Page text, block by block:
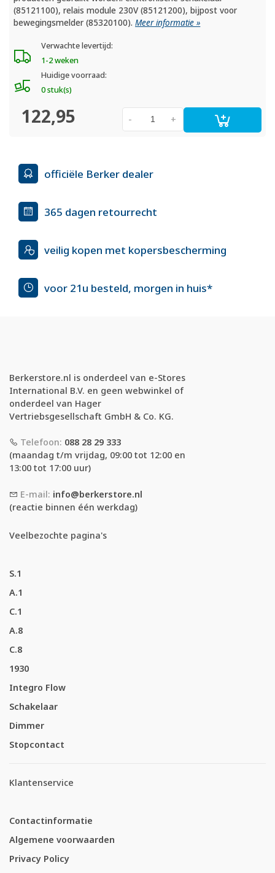
(85121100), relais module 230V (85121200), bijpost voor
bewegingsmelder (85320100).Meer informatie »
Verwachte levertijd:
1-2 weken
Huidige voorraad:
0 stuk(s)
122,95 +
-
officiële Berker dealer
365 dagen retourrecht
veilig kopen met kopersbescherming
voor 21u besteld, morgen in huis*
Berkerstore.nl is onderdeel van e-Stores
International B.V. en geen webwinkel of
onderdeel van Hager
Vertriebsgesellschaft GmbH & Co. KG.
Telefoon: 088 28 29 333
(maandag t/m vrijdag, 09:00 tot 12:00 en
13:00 tot 17:00 uur)
E-mail: info@berkerstore.nl
(reactie binnen één werkdag)
Veelbezochte pagina's
S.1
A.1
C.1
A.8
C.8
1930
Integro Flow
Schakelaar
Dimmer
Stopcontact
Klantenservice
Contactinformatie
Algemene voorwaarden
Privacy Policy